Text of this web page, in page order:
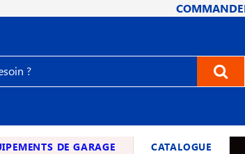
DE GARAGE CATALOGUE